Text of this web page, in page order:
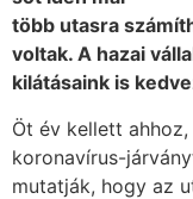
több utasra
voltak. A hazai
kilátásaink is
Öt év kellett
koronavírus-
mutatják, hogy az